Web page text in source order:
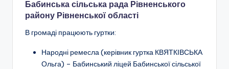
Бабинська сільська рада Рівненського
району Рівненської області
В громаді працюють гуртки:
Народні ремесла (керівник гуртка КВЯТКІВСЬКА
Ольга) – Бабинський ліцей Бабинської сільської